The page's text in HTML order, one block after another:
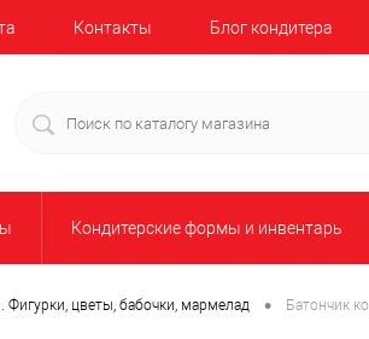
Контакты Блог кондитера
Кондитерские формы и инвентарь
Фигурки, цветы, бабочки, мармелад • Батончик